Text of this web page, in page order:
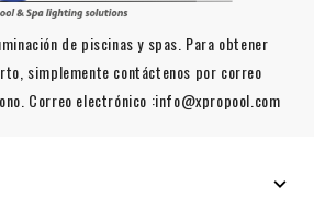
de piscinas y spas. Para obtener
simplemente contáctenos por correo
Correo electrónico :info@xpropool.com
